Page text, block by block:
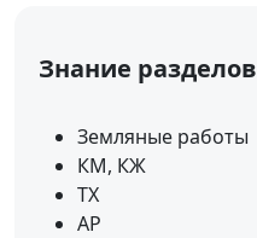
Знание разделов
Земляные работы
КМ, КЖ
ТХ
АР